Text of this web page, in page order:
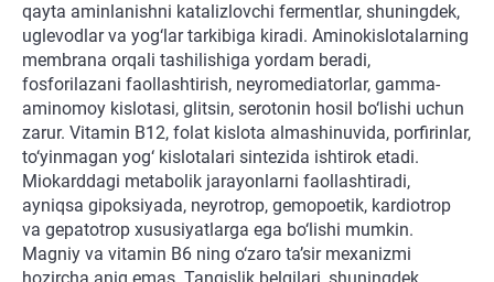
qayta aminlanishni katalizlovchi fermentlar, shuningdek,
uglevodlar va yog‘lar tarkibiga kiradi. Aminokislotalarning
membrana orqali tashilishiga yordam beradi,
fosforilazani faollashtirish, neyromediatorlar, gamma-
aminomoy kislotasi, glitsin, serotonin hosil bo‘lishi uchun
zarur. Vitamin B12, folat kislota almashinuvida, porfirinlar,
to‘yinmagan yog‘ kislotalari sintezida ishtirok etadi.
Miokarddagi metabolik jarayonlarni faollashtiradi,
ayniqsa gipoksiyada, neyrotrop, gemopoetik, kardiotrop
va gepatotrop xususiyatlarga ega bo‘lishi mumkin.
Magniy va vitamin B6 ning o‘zaro ta’sir mexanizmi